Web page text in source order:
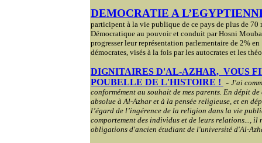
DEMOCRATIE A
participent à la vie publique de ce pays de plus de
Démocratique au pouvoir et conduit par Hosni
progresser leur représentation parlementaire de 2%
démocrates, visés à la fois par les autocrates et les
DIGNITAIRES D'AL-AZHAR, VOUS
POUBELLE DE L'HISTOIRE ! - J'ai
conformément au souhait de mes parents. En dépit
absolue à Al-Azhar et à la pensée religieuse, et en
l’égard de l’ingérence de la religion dans la vie
comportement des individus et de leurs relations..., il
obligations d'ancien étudiant de l'université d'Al-